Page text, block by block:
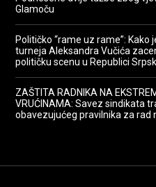
Glamoču
Političko “rame uz rame”: Kako
turneja Aleksandra Vučića
političku scenu u Republici
ZAŠTITA RADNIKA NA
VRUĆINAMA: Savez sindikata
obavezujućeg pravilnika za rad